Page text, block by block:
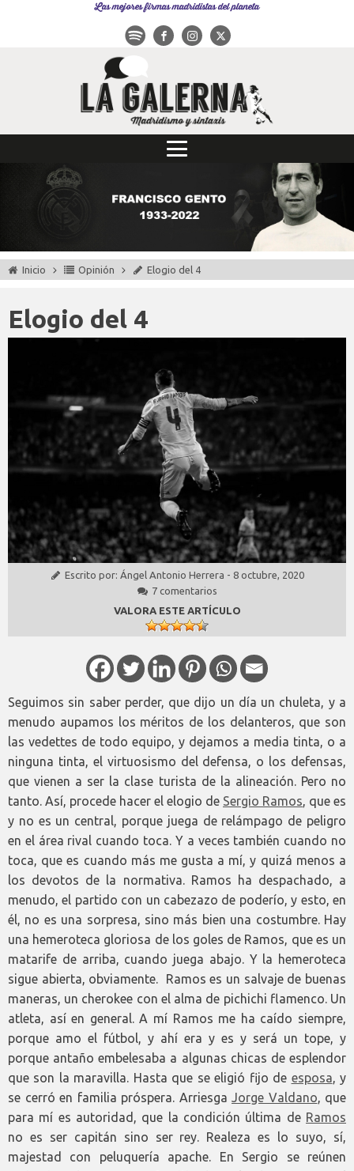
Las mejores firmas madridistas del planeta
Inicio Opinión Elogio del 4
Elogio del 4
Escrito por: Ángel Antonio Herrera - 8 octubre, 2020
7 comentarios
VALORA ESTE ARTÍCULO
Seguimos sin saber perder, que dijo un día un chuleta, y a
menudo aupamos los méritos de los delanteros, que son
las vedettes de todo equipo, y dejamos a media tinta, o a
ninguna tinta, el virtuosismo del defensa, o los defensas,
que vienen a ser la clase turista de la alineación. Pero no
tanto. Así, procede hacer el elogio de Sergio Ramos, que es
y no es un central, porque juega de relámpago de peligro
en el área rival cuando toca. Y a veces también cuando no
toca, que es cuando más me gusta a mí, y quizá menos a
los devotos de la normativa. Ramos ha despachado, a
menudo, el partido con un cabezazo de poderío, y esto, en
él, no es una sorpresa, sino más bien una costumbre. Hay
una hemeroteca gloriosa de los goles de Ramos, que es un
matarife de arriba, cuando juega abajo. Y la hemeroteca
sigue abierta, obviamente. Ramos es un salvaje de buenas
maneras, un cherokee con el alma de pichichi flamenco. Un
atleta, así en general. A mí Ramos me ha caído siempre,
porque amo el fútbol, y ahí era y es y será un tope, y
porque antaño embelesaba a algunas chicas de esplendor
que son la maravilla. Hasta que se eligió fijo de esposa, y
se cerró en familia próspera. Arriesga Jorge Valdano, que
para mí es autoridad, que la condición última de Ramos
no es ser capitán sino ser rey. Realeza es lo suyo, sí,
majestad con peluquería apache. En Sergio se reúnen